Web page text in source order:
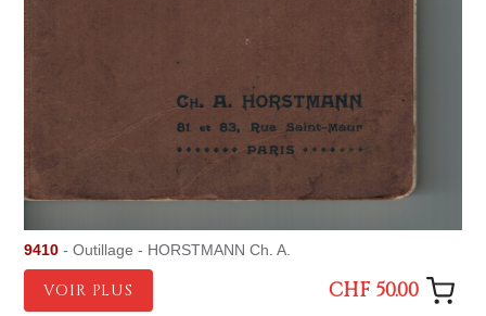
9410 - Outillage - HORSTMANN Ch. A.
VOIR PLUS CHF 50.00